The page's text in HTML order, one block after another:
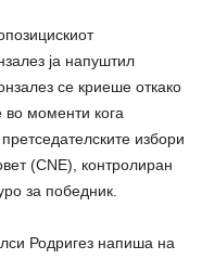
ја напуштил
се криеше откако
моменти кога
избори
(CNE), контролиран
за победник.
Родригез напиша на